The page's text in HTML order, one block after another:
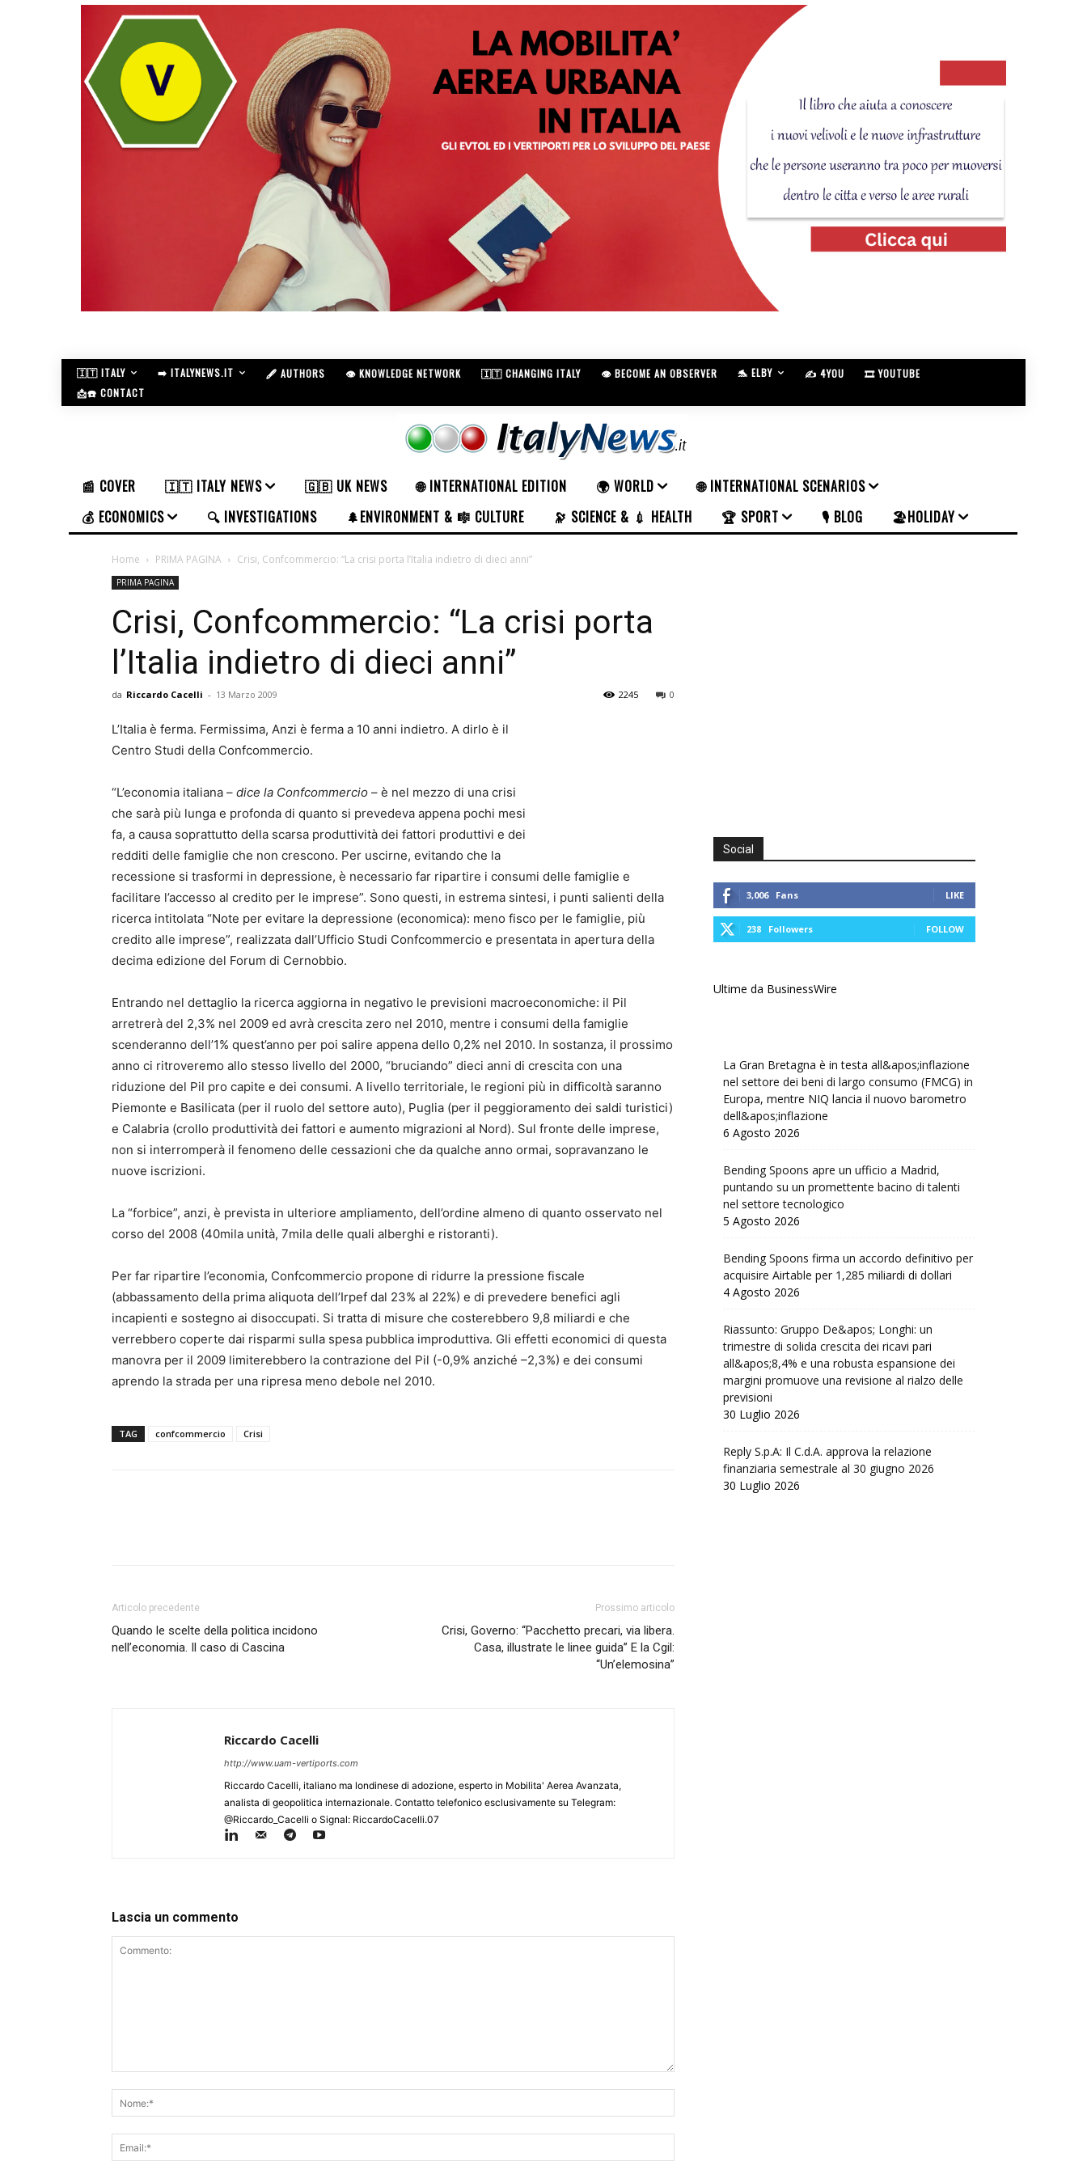
🇮🇹 ITALY ➡️ ITALYNEWS.IT 🖋️ AUTHORS 👁️ KNOWLEDGE NETWORK 🇮🇹 CHANGING ITALY 👁️ BECOME AN OBSERVER 🐬 ELBY ✍️ 4YOU
🎞️ YOUTUBE
📩☎️ CONTACT
📰 COVER 🇮🇹 ITALY NEWS 🇬🇧 UK NEWS 🌐 INTERNATIONAL EDITION 🌍 WORLD
🌐 INTERNATIONAL SCENARIOS
💰 ECONOMICS
🔍 INVESTIGATIONS 🌲ENVIRONMENT & 🎼 CULTURE 🔭 SCIENCE & 💉 HEALTH 🏆 SPORT 🎙️ BLOG 🏖️HOLIDAY
Home PRIMA PAGINA Crisi, Confcommercio: “La crisi porta l’Italia indietro di dieci anni”
PRIMA PAGINA
Crisi, Confcommercio: “La crisi porta
l’Italia indietro di dieci anni”
da Riccardo Cacelli - 13 Marzo 2009 0
2245
L’Italia è ferma. Fermissima, Anzi è ferma a 10 anni indietro. A dirlo è il
Centro Studi della Confcommercio.
“L’economia italiana – dice la Confcommercio – è nel mezzo di una crisi
che sarà più lunga e profonda di quanto si prevedeva appena pochi mesi
fa, a causa soprattutto della scarsa produttività dei fattori produttivi e dei
redditi delle famiglie che non crescono. Per uscirne, evitando che la
recessione si trasformi in depressione, è necessario far ripartire i consumi delle famiglie e
facilitare l’accesso al credito per le imprese”. Sono questi, in estrema sintesi, i punti salienti della
ricerca intitolata “Note per evitare la depressione (economica): meno fisco per le famiglie, più
credito alle imprese”, realizzata dall’Ufficio Studi Confcommercio e presentata in apertura della
decima edizione del Forum di Cernobbio.
Entrando nel dettaglio la ricerca aggiorna in negativo le previsioni macroeconomiche: il Pil
arretrerà del 2,3% nel 2009 ed avrà crescita zero nel 2010, mentre i consumi della famiglie
scenderanno dell’1% quest’anno per poi salire appena dello 0,2% nel 2010. In sostanza, il prossimo
anno ci ritroveremo allo stesso livello del 2000, “bruciando” dieci anni di crescita con una
riduzione del Pil pro capite e dei consumi. A livello territoriale, le regioni più in difficoltà saranno
Piemonte e Basilicata (per il ruolo del settore auto), Puglia (per il peggioramento dei saldi turistici)
e Calabria (crollo produttività dei fattori e aumento migrazioni al Nord). Sul fronte delle imprese,
non si interromperà il fenomeno delle cessazioni che da qualche anno ormai, sopravanzano le
nuove iscrizioni.
La “forbice”, anzi, è prevista in ulteriore ampliamento, dell’ordine almeno di quanto osservato nel
corso del 2008 (40mila unità, 7mila delle quali alberghi e ristoranti).
Per far ripartire l’economia, Confcommercio propone di ridurre la pressione fiscale
(abbassamento della prima aliquota dell’Irpef dal 23% al 22%) e di prevedere benefici agli
incapienti e sostegno ai disoccupati. Si tratta di misure che costerebbero 9,8 miliardi e che
verrebbero coperte dai risparmi sulla spesa pubblica improduttiva. Gli effetti economici di questa
manovra per il 2009 limiterebbero la contrazione del Pil (-0,9% anziché –2,3%) e dei consumi
aprendo la strada per una ripresa meno debole nel 2010.
TAG confcommercio Crisi
Articolo precedente
Quando le scelte della politica incidono
nell’economia. Il caso di Cascina
Prossimo articolo
Crisi, Governo: “Pacchetto precari, via libera.
Casa, illustrate le linee guida” E la Cgil:
“Un’elemosina”
Riccardo Cacelli
http://www.uam-vertiports.com
Riccardo Cacelli, italiano ma londinese di adozione, esperto in Mobilita' Aerea Avanzata,
analista di geopolitica internazionale. Contatto telefonico esclusivamente su Telegram:
@Riccardo_Cacelli o Signal: RiccardoCacelli.07
Lascia un commento
Social
3,006 Fans LIKE
238 Followers FOLLOW
Ultime da BusinessWire
La Gran Bretagna è in testa all&apos;inflazione
nel settore dei beni di largo consumo (FMCG) in
Europa, mentre NIQ lancia il nuovo barometro
dell&apos;inflazione
6 Agosto 2026
Bending Spoons apre un ufficio a Madrid,
puntando su un promettente bacino di talenti
nel settore tecnologico
5 Agosto 2026
Bending Spoons firma un accordo definitivo per
acquisire Airtable per 1,285 miliardi di dollari
4 Agosto 2026
Riassunto: Gruppo De&apos; Longhi: un
trimestre di solida crescita dei ricavi pari
all&apos;8,4% e una robusta espansione dei
margini promuove una revisione al rialzo delle
previsioni
30 Luglio 2026
Reply S.p.A: Il C.d.A. approva la relazione
finanziaria semestrale al 30 giugno 2026
30 Luglio 2026